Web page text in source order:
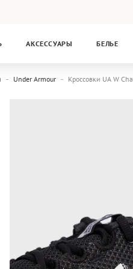
АКСЕССУАРЫ БЕЛЬЕ
Under Armour Кроссовки UA W